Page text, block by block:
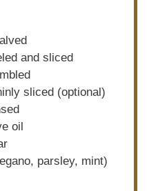
and sliced
sliced (optional)
oil
parsley, mint)